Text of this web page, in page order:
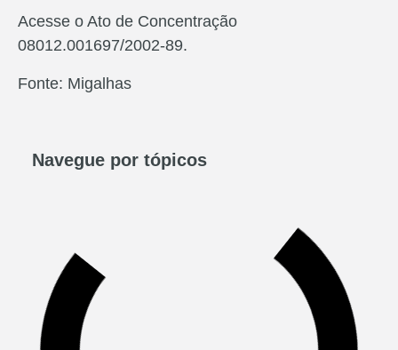
Acesse o Ato de Concentração
08012.001697/2002-89.
Fonte: Migalhas
Navegue por tópicos​